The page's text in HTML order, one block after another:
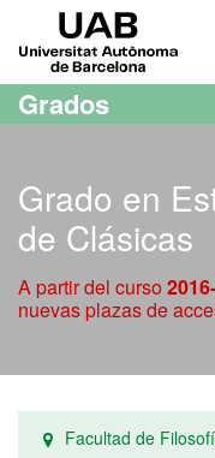
Acceso al contenido principal
Acceso a la navegación de
Grados
Grado en
de Clásicas
A partir del curso
nuevas plazas de
Facultad de